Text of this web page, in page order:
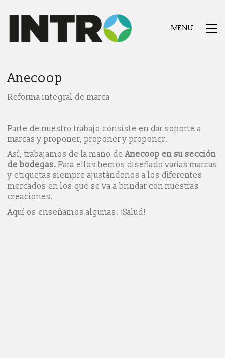
MENU
Anecoop
Reforma integral de marca
Parte de nuestro trabajo consiste en dar soporte a
marcas y proponer, proponer y proponer.
Así, trabajamos de la mano deAnecoop en su sección
de bodegas. Para ellos hemos diseñado varias marcas
y etiquetas siempre ajustándonos a los diferentes
mercados en los que se va a brindar con nuestras
creaciones.
Aquí os enseñamos algunas. ¡Salud!